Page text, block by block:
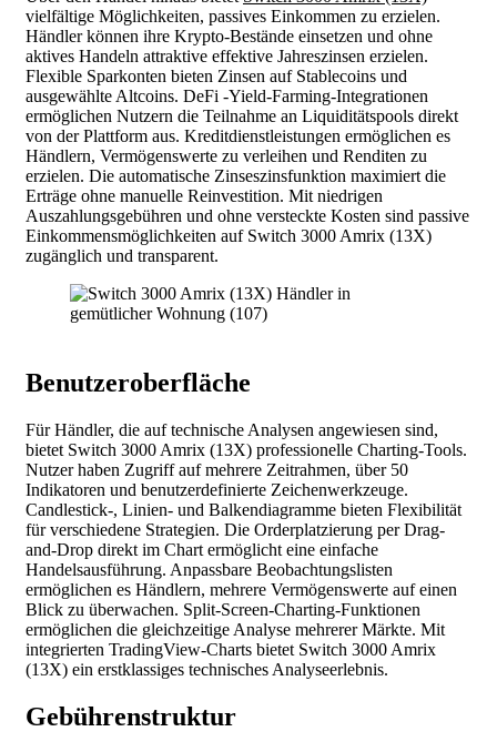
vielfältige Möglichkeiten, passives Einkommen zu erzielen.
Händler können ihre Krypto-Bestände einsetzen und ohne
aktives Handeln attraktive effektive Jahreszinsen erzielen.
Flexible Sparkonten bieten Zinsen auf Stablecoins und
ausgewählte Altcoins. DeFi -Yield-Farming-Integrationen
ermöglichen Nutzern die Teilnahme an Liquiditätspools direkt
von der Plattform aus. Kreditdienstleistungen ermöglichen es
Händlern, Vermögenswerte zu verleihen und Renditen zu
erzielen. Die automatische Zinseszinsfunktion maximiert die
Erträge ohne manuelle Reinvestition. Mit niedrigen
Auszahlungsgebühren und ohne versteckte Kosten sind passive
Einkommensmöglichkeiten auf Switch 3000 Amrix (13X)
zugänglich und transparent.
Benutzeroberfläche
Für Händler, die auf technische Analysen angewiesen sind,
bietet Switch 3000 Amrix (13X) professionelle Charting-Tools.
Nutzer haben Zugriff auf mehrere Zeitrahmen, über 50
Indikatoren und benutzerdefinierte Zeichenwerkzeuge.
Candlestick-, Linien- und Balkendiagramme bieten Flexibilität
für verschiedene Strategien. Die Orderplatzierung per Drag-
and-Drop direkt im Chart ermöglicht eine einfache
Handelsausführung. Anpassbare Beobachtungslisten
ermöglichen es Händlern, mehrere Vermögenswerte auf einen
Blick zu überwachen. Split-Screen-Charting-Funktionen
ermöglichen die gleichzeitige Analyse mehrerer Märkte. Mit
integrierten TradingView-Charts bietet Switch 3000 Amrix
(13X) ein erstklassiges technisches Analyseerlebnis.
Gebührenstruktur